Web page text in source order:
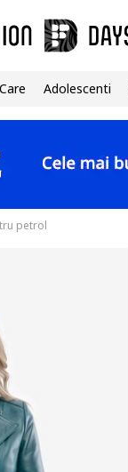
Adolescenti
petrol